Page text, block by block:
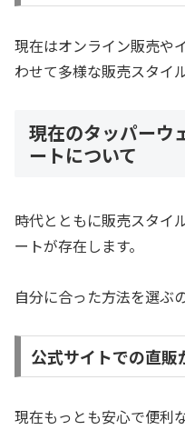
現在はオンライン販売や
わせて多様な販売スタイ
現在のタッパーウ
ートについて
時代とともに販売スタイ
ートが存在します。
自分に合った方法を選ぶ
公式サイトでの直販
現在もっとも安心で便利